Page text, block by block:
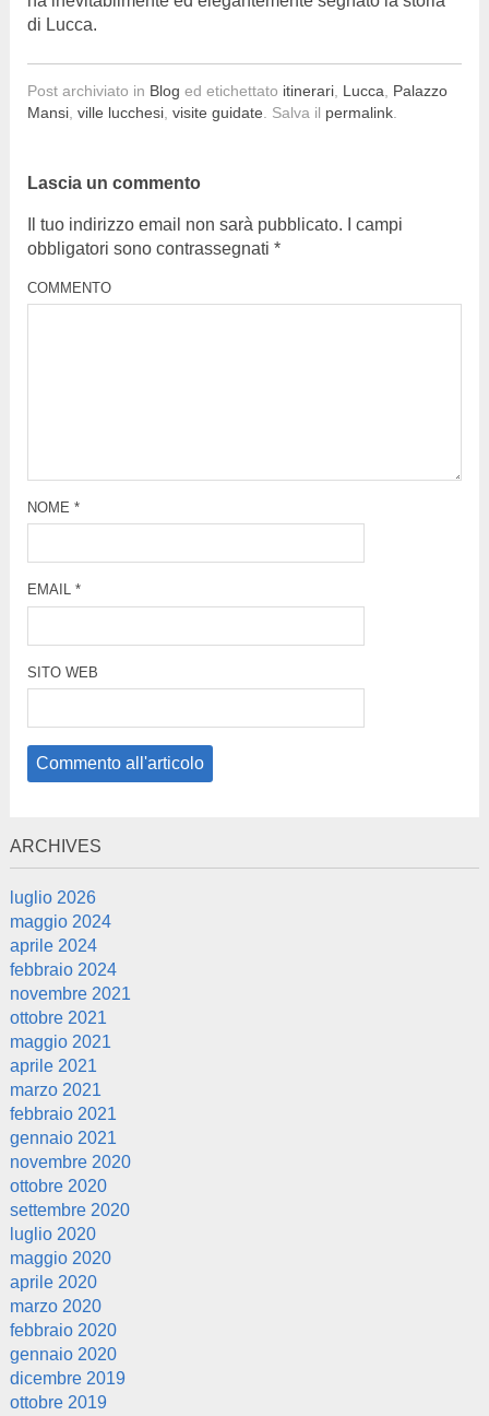
di Lucca.
Post archiviato in Blog ed etichettato itinerari, Lucca, Palazzo
Mansi, ville lucchesi, visite guidate. Salva il permalink.
Lascia un commento
Il tuo indirizzo email non sarà pubblicato. I campi
obbligatori sono contrassegnati *
COMMENTO
NOME *
EMAIL *
SITO WEB
ARCHIVES
luglio 2026
maggio 2024
aprile 2024
febbraio 2024
novembre 2021
ottobre 2021
maggio 2021
aprile 2021
marzo 2021
febbraio 2021
gennaio 2021
novembre 2020
ottobre 2020
settembre 2020
luglio 2020
maggio 2020
aprile 2020
marzo 2020
febbraio 2020
gennaio 2020
dicembre 2019
ottobre 2019